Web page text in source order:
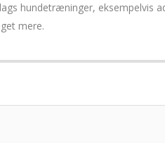
hundetræninger, eksempelvis
mere.